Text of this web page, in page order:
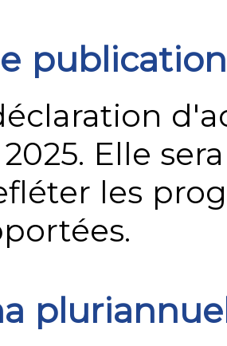
publication
Elle
les